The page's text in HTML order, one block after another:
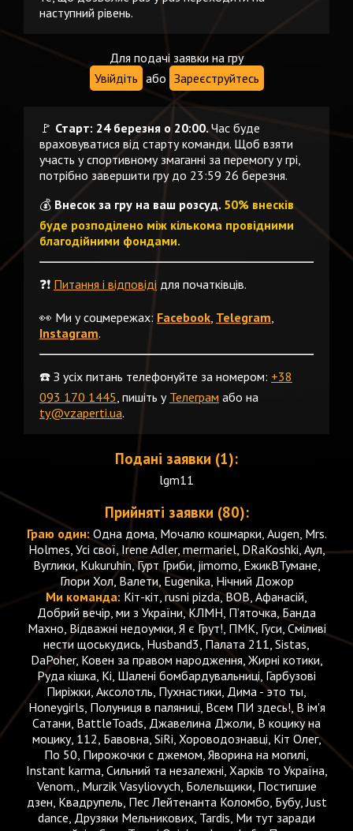
наступний рівень.
Для подачі заявки на гру
Увійдіть або Зареєструйтесь
🚩 Старт: 24 березня о 20:00.Час буде
враховуватися від старту команди. Щоб взяти
участь у спортивному змаганні за перемогу у грі,
потрібно завершити гру до 23:59 26 березня.
💰 Внесок за гру на ваш розсуд. 50% внесків
буде розподілено між кількома провідними
благодійними фондами.
❓❗️ Питання і відповіді для початківців.
👀 Ми у соцмережах: Facebook, Telegram,
Instagram.
☎️ З усіх питань телефонуйте за номером: +38
093 170 1445, пишіть у Телеграм або на
ty@vzaperti.ua.
Подані заявки (1):
lgm11
Прийняті заявки (80):
Граю один:Одна дома, Мочалю кошмарки, Augen, Mrs.
Holmes, Усі свої, Irene Adler, mermariel, DRaKoshki, Аул,
Вуглики, Kukuruhin, Гурт Гриби, jimomo, ЕжикВТумане,
Глори Хол, Валети, Eugenika, Нічний Дожор
Ми команда: Кіт-кіт, rusni pizda, BOB, Афанасій,
Добрий вечір, ми з України, КЛМН, Пʼяточка, Банда
Махно, Відважні недоумки, Я є Грут!, ПМК, Гуси, Сміливі
нести щоськудись, Husband3, Палата 211, Sistas,
DaPoher, Ковен за правом народження, Жирні котики,
Руда кішка, Кі, Шалені бомбардувальниці, Гарбузові
Пиріжки, Аксолотль, Пухнастики, Дима - это ты,
Honeygirls, Полуниця в паляниці, Всем ПИ здесь!, В ім'я
Сатани, BattleToads, Джавелина Джоли, В коцику на
моцику, 112, Бавовна, SiRi, Хороводознавці, Кіт Олег,
По 50, Пирожочки с джемом, Яворина на могилі,
Instant karma, Сильний та незалежні, Харків то Україна,
Venom., Murzik Vasyliovych, Болельщики, Постигшие
дзен, Квадрупель, Пес Лейтенанта Коломбо, Бубу, Just
dance, Друзяки Мельникових, Tardis, Ми тут заради